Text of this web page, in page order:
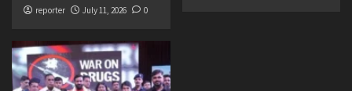
reporter July 11, 2026 0